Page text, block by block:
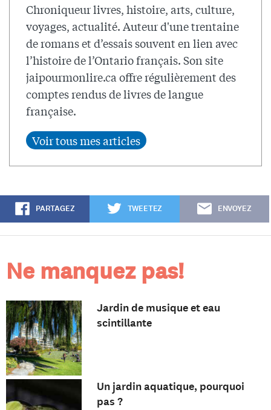
Chroniqueur livres, histoire, arts, culture,
voyages, actualité. Auteur d'une trentaine
de romans et d’essais souvent en lien avec
l’histoire de l’Ontario français. Son site
jaipourmonlire.ca offre régulièrement des
comptes rendus de livres de langue
française.
PARTAGEZ TWEETEZ ENVOYEZ
Ne manquez pas!
Jardin de musique et eau
scintillante
Un jardin aquatique, pourquoi
pas ?